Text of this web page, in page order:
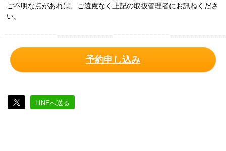
ご不明な点があれば、ご遠慮なく上記の取扱管理者にお訊ねくださ
い。
予約申し込み
LINEへ送る